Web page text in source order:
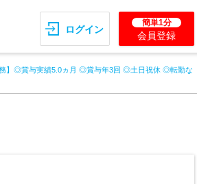
ログイン
簡単1分
会員登録
務】◎賞与実績5.0ヵ月 ◎賞与年3回 ◎土日祝休 ◎転勤な